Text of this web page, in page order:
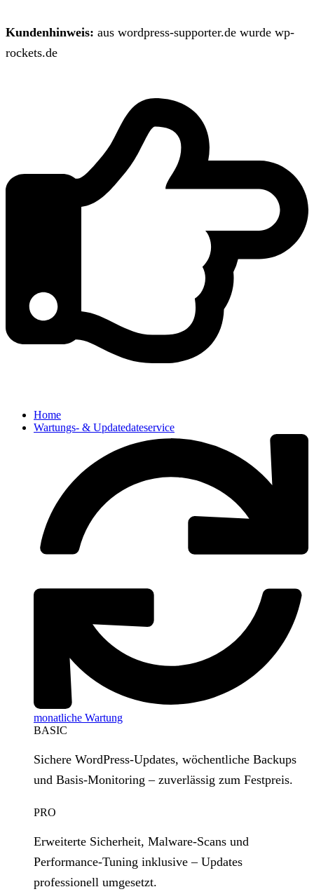
Kundenhinweis: aus wordpress-supporter.de wurde wp-
rockets.de
Home
Wartungs- & Updatedateservice
monatliche Wartung
BASIC
Sichere WordPress‑Updates, wöchentliche Backups
und Basis‑Monitoring – zuverlässig zum Festpreis.
PRO
Erweiterte Sicherheit, Malware‑Scans und
Performance‑Tuning inklusive – Updates
professionell umgesetzt.